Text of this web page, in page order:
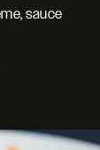
sauce